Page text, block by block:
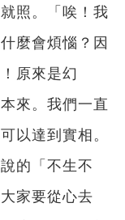
照。「唉！我
麼會煩惱？因
原來是幻
來。我們一直
以達到實相。
的「不生不
家要從心去